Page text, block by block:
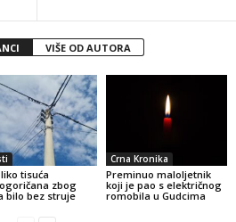
VIŠE OD AUTORA
tisuća
zbog
bilo bez struje
Crna Kronika
Preminuo maloljetnik
koji je pao s električnog
romobila u Gudcima